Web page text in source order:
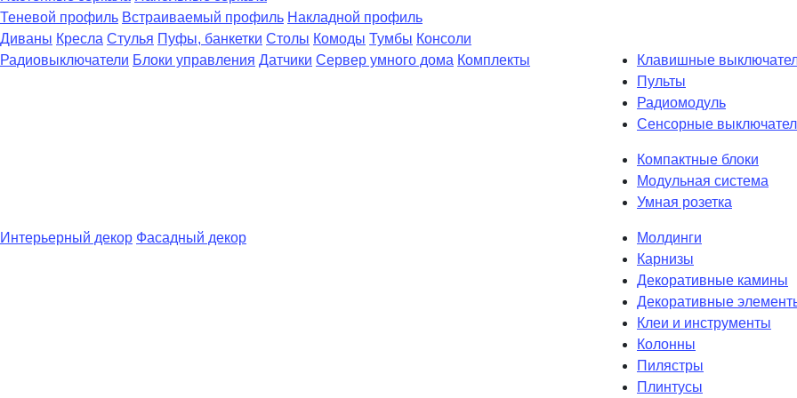
Теневой профиль Встраиваемый профиль Накладной профиль
Диваны Кресла Стулья Пуфы, банкетки Столы Комоды Тумбы Консоли
Радиовыключатели Блоки управления Датчики Сервер умного дома Комплекты
Клавишные
Пульты
Радиомодуль
Сенсорные
Компактные блоки
Модульная система
Умная розетка
Интерьерный декор Фасадный декор
Молдинги
Карнизы
Декоративные камины
Декоративные
Клеи и инструменты
Колонны
Пилястры
Плинтусы